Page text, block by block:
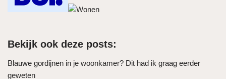
Bekijk ook deze posts:
Blauwe gordijnen in je woonkamer? Dit had ik graag eerder
geweten